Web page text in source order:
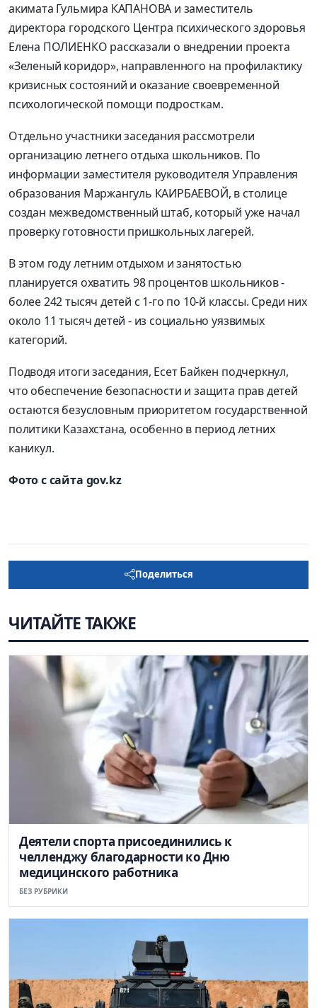
акимата Гульмира КАПАНОВА и заместитель
директора городского Центра психического здоровья
Елена ПОЛИЕНКО рассказали о внедрении проекта
«Зеленый коридор», направленного на профилактику
кризисных состояний и оказание своевременной
психологической помощи подросткам.
Отдельно участники заседания рассмотрели
организацию летнего отдыха школьников. По
информации заместителя руководителя Управления
образования Маржангуль КАИРБАЕВОЙ, в столице
создан межведомственный штаб, который уже начал
проверку готовности пришкольных лагерей.
В этом году летним отдыхом и занятостью
планируется охватить 98 процентов школьников -
более 242 тысяч детей с 1-го по 10-й классы. Среди них
около 11 тысяч детей - из социально уязвимых
категорий.
Подводя итоги заседания, Есет Байкен подчеркнул,
что обеспечение безопасности и защита прав детей
остаются безусловным приоритетом государственной
политики Казахстана, особенно в период летних
каникул.
Фото с сайта gov.kz
Поделиться
ЧИТАЙТЕ ТАКЖЕ
Деятели спорта присоединились к
челленджу благодарности ко Дню
медицинского работника
БЕЗ РУБРИКИ